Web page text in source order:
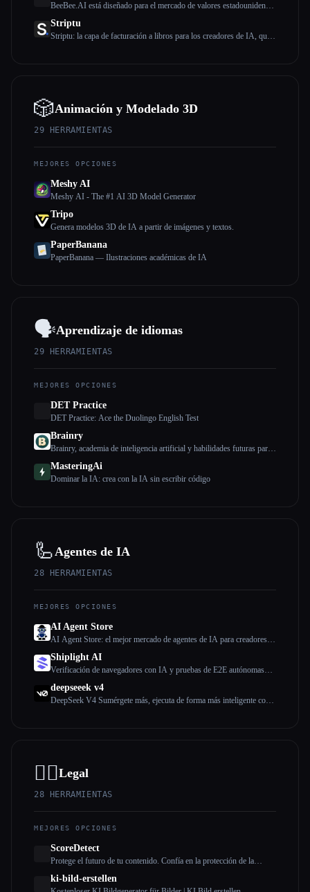
BeeBee.AI está diseñado para el mercado de valores estadounidense
principalmente en el análisis fundamental y que valoran los datos y la
información.
Striptu
Striptu: la capa de facturación a libros para los creadores de IA, que
🎲Animación y Modelado 3D
29 HERRAMIENTAS
MEJORES OPCIONES
Meshy AI
Meshy AI - The #1 AI 3D Model Generator
Tripo
Genera modelos 3D de IA a partir de imágenes y textos.
PaperBanana
PaperBanana — Ilustraciones académicas de IA
🗣️Aprendizaje de idiomas
29 HERRAMIENTAS
MEJORES OPCIONES
DET Practice
DET Practice: Ace the Duolingo English Test
Brainry
Brainry, academia de inteligencia artificial y habilidades futuras para
MasteringAi
Dominar la IA: crea con la IA sin escribir código
🦾Agentes de IA
28 HERRAMIENTAS
MEJORES OPCIONES
AI Agent Store
AI Agent Store: el mejor mercado de agentes de IA para creadores y
Shiplight AI
Verificación de navegadores con IA y pruebas de E2E autónomas
deepseeek v4
DeepSeek V4 Sumérgete más, ejecuta de forma más inteligente con
👩‍⚖️Legal
28 HERRAMIENTAS
MEJORES OPCIONES
ScoreDetect
Protege el futuro de tu contenido. Confía en la protección de la
ki-bild-erstellen